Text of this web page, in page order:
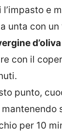
l’impasto e
unta con un
d’oliva
con il
punto,
per 10